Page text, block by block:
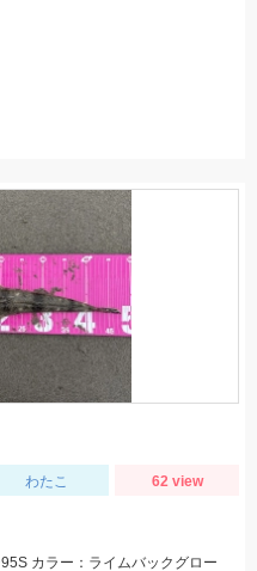
わたこ 62 view
カラー：ライムバックグロー